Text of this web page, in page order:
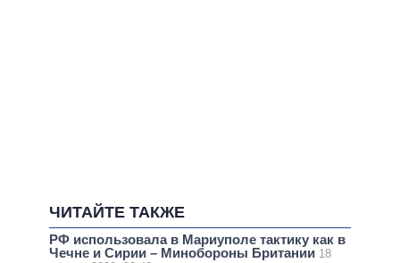
ЧИТАЙТЕ ТАКЖЕ
РФ использовала в Мариуполе тактику как в
Чечне и Сирии – Минобороны Британии 18